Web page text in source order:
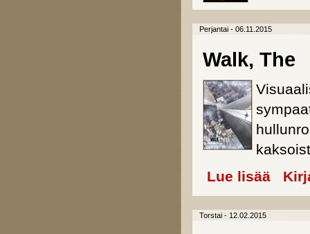
Perjantai - 06.11.2015
Walk, The
Lue lisää about
Torstai - 12.02.2015